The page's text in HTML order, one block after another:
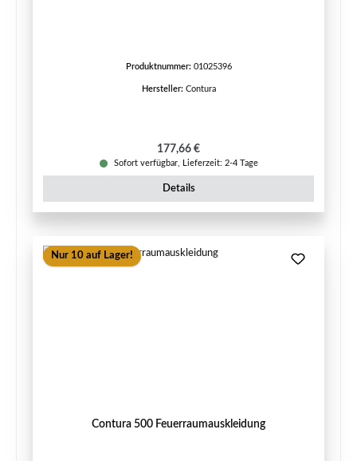
Produktnummer: 01025396
Hersteller: Contura
Regulärer Preis:
177,66 €
Sofort verfügbar, Lieferzeit: 2-4 Tage
Details
Nur 10 auf Lager!
Contura 500 Feuerraumauskleidung